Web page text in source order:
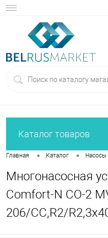
Каталог товаров
Главная • Каталог • Насосы
Многонасосная
Comfort-N CO-2
206/CC,R2/